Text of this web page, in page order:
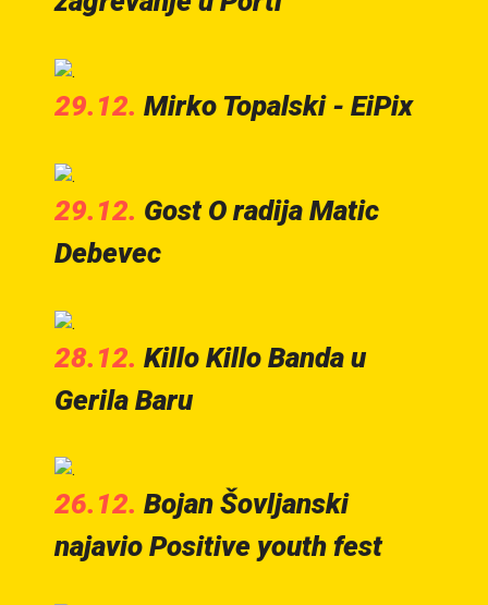
29.12. Mirko Topalski - EiPix
29.12. Gost O radija Matic
Debevec
28.12. Killo Killo Banda u
Gerila Baru
26.12. Bojan Šovljanski
najavio Positive youth fest